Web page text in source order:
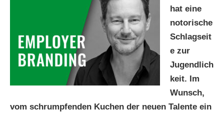
hat eine
notorische
Schlagseit
e zur
Jugendlich
keit. Im
Wunsch,
vom schrumpfenden Kuchen der neuen Talente ein